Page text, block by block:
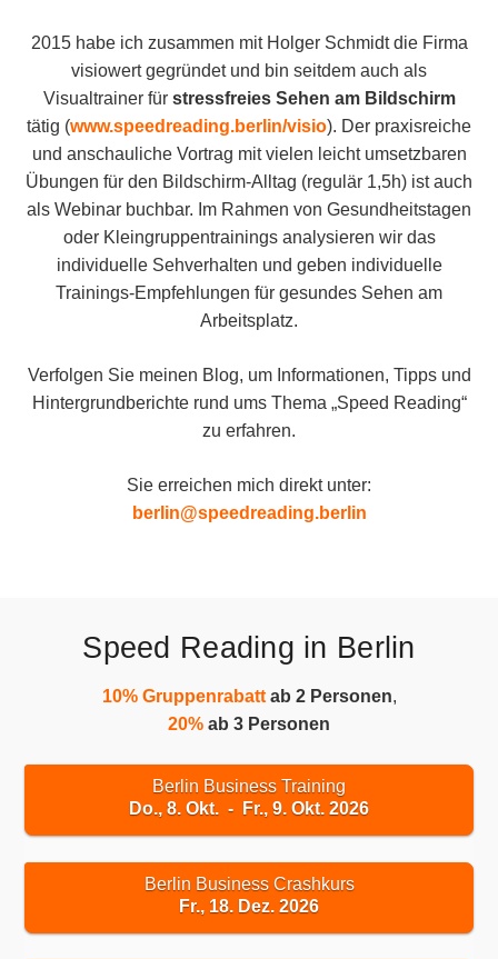
2015 habe ich zusammen mit Holger Schmidt die Firma
visiowert gegründet und bin seitdem auch als
Visualtrainer für stressfreies Sehen am Bildschirm
tätig (www.speedreading.berlin/visio). Der praxisreiche
und anschauliche Vortrag mit vielen leicht umsetzbaren
Übungen für den Bildschirm-Alltag (regulär 1,5h) ist auch
als Webinar buchbar. Im Rahmen von Gesundheitstagen
oder Kleingruppentrainings analysieren wir das
individuelle Sehverhalten und geben individuelle
Trainings-Empfehlungen für gesundes Sehen am
Arbeitsplatz.
Verfolgen Sie meinen Blog, um Informationen, Tipps und
Hintergrundberichte rund ums Thema „Speed Reading“
zu erfahren.
Sie erreichen mich direkt unter:
berlin@speedreading.berlin
Speed Reading in Berlin
10% Gruppenrabattab 2 Personen,
20% ab 3 Personen
Berlin Business Training
Do., 8. Okt. - Fr., 9. Okt. 2026
Berlin Business Crashkurs
Fr., 18. Dez. 2026